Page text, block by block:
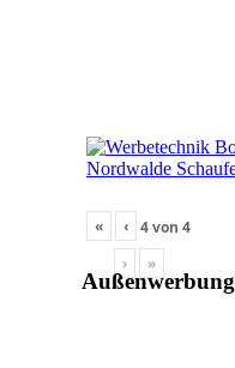
« ‹ 4von4
›
»
Außenwerbung